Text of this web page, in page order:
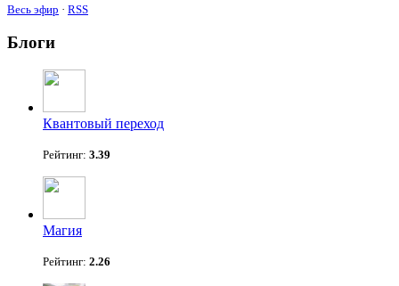
Весь эфир · RSS
Блоги
Квантовый переход
Рейтинг: 3.39
Магия
Рейтинг: 2.26